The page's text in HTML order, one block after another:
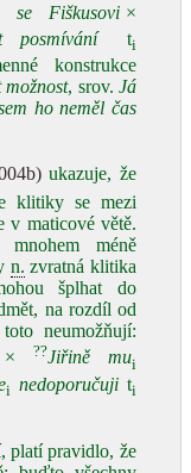
se Fiškusovi ×
posmíváníti
konstrukce
možnost, srov. Já
ho neměl čas
ukazuje, že
klitiky se mezi
v maticové větě.
méně
n. zvratná klitika
šplhat do
na rozdíl od
neumožňují:
??Jiřině mui
i nedoporučujiti
platí pravidlo, že